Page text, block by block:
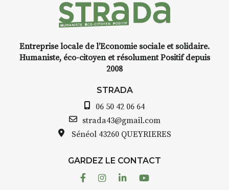
Entreprise locale de l’Economie sociale et solidaire.
Humaniste, éco-citoyen et résolument Positif depuis
2008
STRADA
06 50 42 06 64
strada43@gmail.com
Sénéol 43260 QUEYRIERES
GARDEZ LE CONTACT
FacebookInstagram
LinkedinYoutube